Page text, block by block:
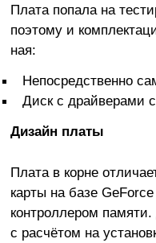
Плата попала на
поэтому и
ная:
Непосредственно
Диск с драйверами
Дизайн платы
Плата в корне
карты на базе
контроллером
с расчётом на